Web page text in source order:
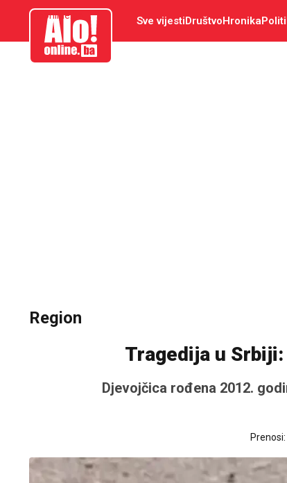
aloonline.ba Sve vijestiDruštvoHronika
Region
Tragedija u
Djevojčica rođena 2012.
Prenosi: